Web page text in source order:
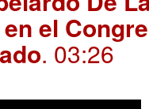
el
. 03:26